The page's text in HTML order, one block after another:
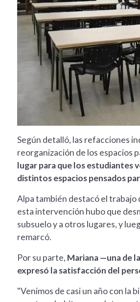
Según detalló, las refacciones
reorganización de los espacios
lugar para que los estudiantes
distintos espacios pensados
Alpa también destacó el
esta intervención hubo que
subsuelo y a otros lugares, y
remarcó.
Por su parte, Mariana —una de
expresó la satisfacción del
"Venimos de casi un año con la